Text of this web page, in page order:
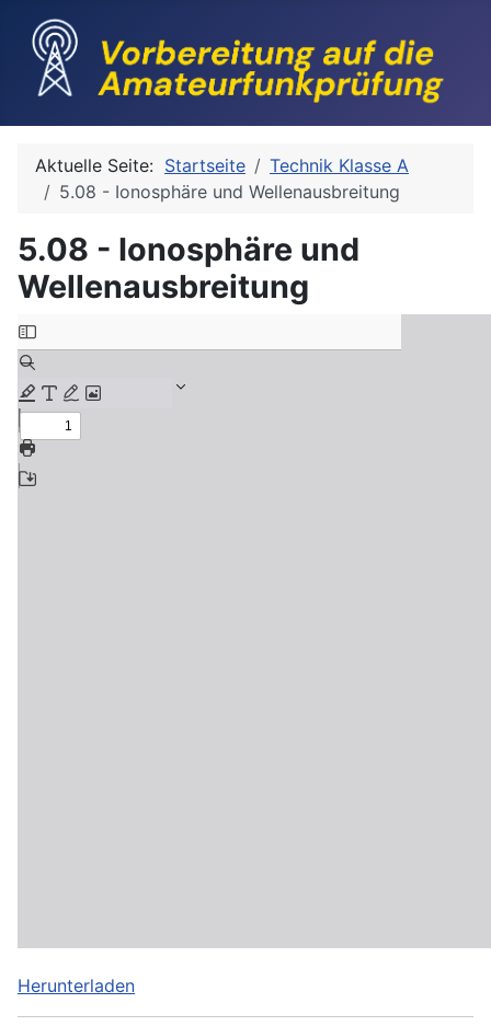
Aktuelle Seite: Startseite
Technik Klasse A
5.08 - Ionosphäre und Wellenausbreitung
5.08 - Ionosphäre und
Wellenausbreitung
Herunterladen